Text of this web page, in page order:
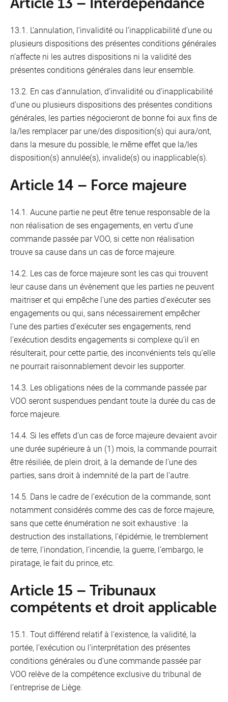
13.1. L’annulation, l’invalidité ou l’inapplicabilité d’une ou
plusieurs dispositions des présentes conditions générales
n’affecte ni les autres dispositions ni la validité des
présentes conditions générales dans leur ensemble.
13.2. En cas d’annulation, d’invalidité ou d’inapplicabilité
d’une ou plusieurs dispositions des présentes conditions
générales, les parties négocieront de bonne foi aux fins de
la/les remplacer par une/des disposition(s) qui aura/ont,
dans la mesure du possible, le même effet que la/les
disposition(s) annulée(s), invalide(s) ou inapplicable(s).
Article 14 – Force majeure
14.1. Aucune partie ne peut être tenue responsable de la
non réalisation de ses engagements, en vertu d’une
commande passée par VOO, si cette non réalisation
trouve sa cause dans un cas de force majeure.
14.2. Les cas de force majeure sont les cas qui trouvent
leur cause dans un évènement que les parties ne peuvent
maitriser et qui empêche l’une des parties d’exécuter ses
engagements ou qui, sans nécessairement empêcher
l’une des parties d’exécuter ses engagements, rend
l’exécution desdits engagements si complexe qu’il en
résulterait, pour cette partie, des inconvénients tels qu’elle
ne pourrait raisonnablement devoir les supporter.
14.3. Les obligations nées de la commande passée par
VOO seront suspendues pendant toute la durée du cas de
force majeure.
14.4. Si les effets d’un cas de force majeure devaient avoir
une durée supérieure à un (1) mois, la commande pourrait
être résiliée, de plein droit, à la demande de l’une des
parties, sans droit à indemnité de la part de l’autre.
14.5. Dans le cadre de l’exécution de la commande, sont
notamment considérés comme des cas de force majeure,
sans que cette énumération ne soit exhaustive : la
destruction des installations, l’épidémie, le tremblement
de terre, l’inondation, l’incendie, la guerre, l’embargo, le
piratage, le fait du prince, etc.
Article 15 – Tribunaux
compétents et droit applicable
15.1. Tout différend relatif à l’existence, la validité, la
portée, l’exécution ou l’interprétation des présentes
conditions générales ou d’une commande passée par
VOO relève de la compétence exclusive du tribunal de
l’entreprise de Liège.